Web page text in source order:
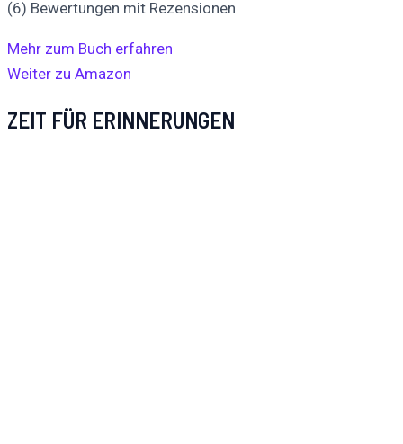
(6) Bewertungen mit Rezensionen
Mehr zum Buch erfahren
Weiter zu Amazon
ZEIT FÜR ERINNERUNGEN